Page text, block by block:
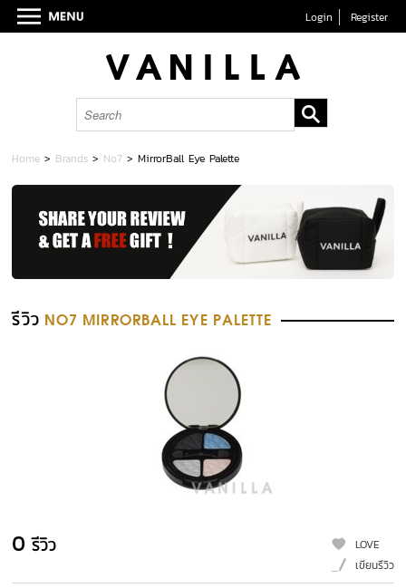
Login Register
Home > Brands > No7 >MirrorBall Eye Palette
รีวิว NO7 MIRRORBALL EYE PALETTE
0 รีวิว
LOVE
เขียนรีวิว